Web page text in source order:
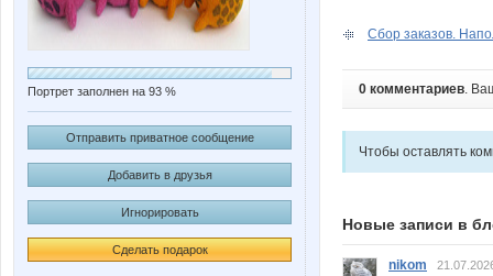
Портрет заполнен на 93 %
Отправить приватное сообщение
Добавить в друзья
Игнорировать
Сделать подарок
Сбор заказов.
0 комментариев.
Чтобы оставлять
Новые записи в
nikom